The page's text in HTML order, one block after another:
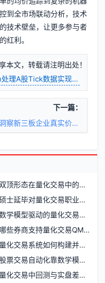
到全市场联动分析，技术
技术壁垒，让更多参与者
红利。
本文，转载请注明出处！
理A股Tick数据实现高频交易
下一篇：
洞察新三板企业真实价值的关键财务指标
双顶形态在量化交易中的价格行为信号
硕士延毕对量化交易职业发展有必要吗
数学模型驱动的量化交易系统如何重塑市场决策
哪些券商支持量化交易QMT及佣金一览表
量化交易系统如何构建并实现稳定盈利
股票交易自动化靠数学模型确定买卖点需要自己编程吗
量化交易中回测与实盘差异的原因及应对策略